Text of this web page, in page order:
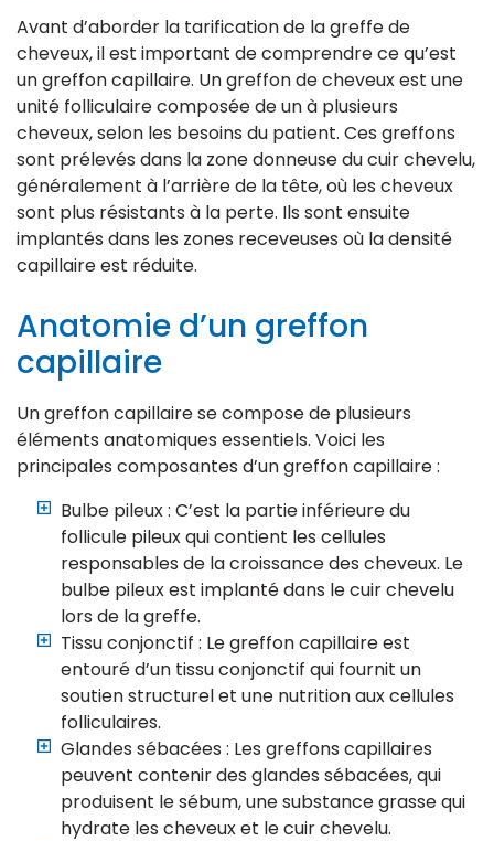
Avant d’aborder la tarification de la greffe de
cheveux, il est important de comprendre ce qu’est
un greffon capillaire. Un greffon de cheveux est une
unité folliculaire composée de un à plusieurs
cheveux, selon les besoins du patient. Ces greffons
sont prélevés dans la zone donneuse du cuir chevelu,
généralement à l’arrière de la tête, où les cheveux
sont plus résistants à la perte. Ils sont ensuite
implantés dans les zones receveuses où la densité
capillaire est réduite.
Anatomie d’un greffon
capillaire
Un greffon capillaire se compose de plusieurs
éléments anatomiques essentiels. Voici les
principales composantes d’un greffon capillaire :
Bulbe pileux : C’est la partie inférieure du
follicule pileux qui contient les cellules
responsables de la croissance des cheveux. Le
bulbe pileux est implanté dans le cuir chevelu
lors de la greffe.
Tissu conjonctif : Le greffon capillaire est
entouré d’un tissu conjonctif qui fournit un
soutien structurel et une nutrition aux cellules
folliculaires.
Glandes sébacées : Les greffons capillaires
peuvent contenir des glandes sébacées, qui
produisent le sébum, une substance grasse qui
hydrate les cheveux et le cuir chevelu.